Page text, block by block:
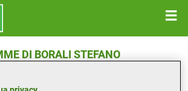
DI BORALI STEFANO